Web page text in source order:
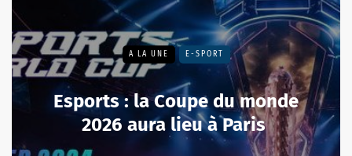
A LA UNE E-SPORT
Esports : la Coupe du monde
2026 aura lieu à Paris